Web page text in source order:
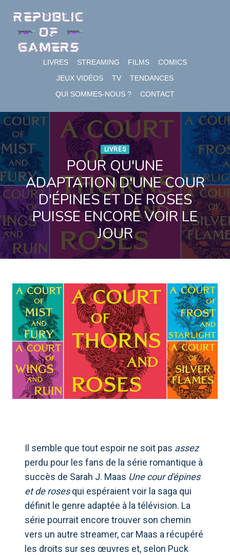
content
LIVRES STREAMING FILMS
COMICS
JEUX VIDÉOS
TV
TENDANCES
QUI SOMMES-NOUS ?
CONTACT
LIVRES
POUR QU'UNE
ADAPTATION D'UNE COUR
D'ÉPINES ET DE ROSES
PUISSE ENCORE VOIR LE
JOUR
Il semble que tout espoir ne soit pas assez
perdu pour les fans de la série romantique à
succès de Sarah J. Maas Une cour d'épines
et de rosesqui espéraient voir la saga qui
définit le genre adaptée à la télévision. La
série pourrait encore trouver son chemin
vers un autre streamer, car Maas a récupéré
les droits sur ses œuvres et, selon Puck